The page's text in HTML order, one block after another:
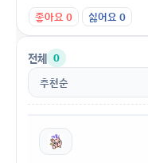
좋아요0 싫어요0
전체 0